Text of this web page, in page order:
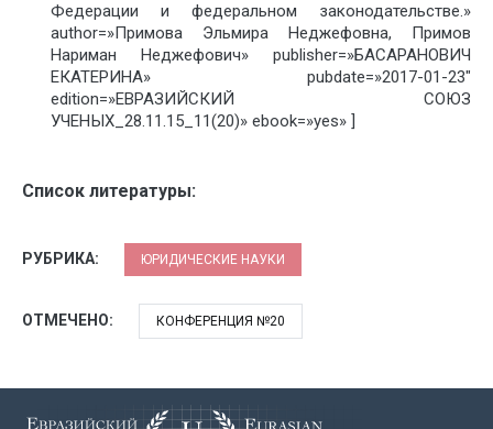
Федерации и федеральном законодательстве.»
author=»Примова Эльмира Неджефовна, Примов
Нариман Неджефович» publisher=»БАСАРАНОВИЧ
ЕКАТЕРИНА» pubdate=»2017-01-23″
edition=»ЕВРАЗИЙСКИЙ СОЮЗ
УЧЕНЫХ_28.11.15_11(20)» ebook=»yes» ]
Список литературы:
РУБРИКА: ЮРИДИЧЕСКИЕ НАУКИ
ОТМЕЧЕНО: КОНФЕРЕНЦИЯ №20